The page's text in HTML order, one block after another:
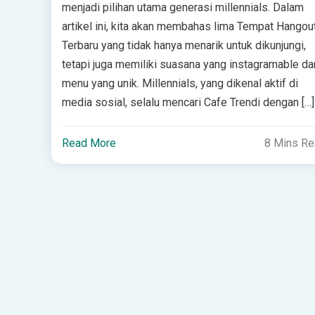
menjadi pilihan utama generasi millennials. Dalam
artikel ini, kita akan membahas lima Tempat
Terbaru yang tidak hanya menarik untuk dikunjungi,
tetapi juga memiliki suasana yang instagramable
menu yang unik. Millennials, yang dikenal aktif di
media sosial, selalu mencari Cafe Trendi dengan […]
Read More 8 Mins